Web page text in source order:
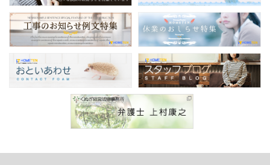
仕様変更のお知らせ 例文
仕様変更のお知らせ例文のご紹介です。 会社
やお店、ショップと業種は問わず商品、製品
商品表示変更のお知らせ ...
商品表示変更のお知らせ例文のご紹介です。
商品や製品のパッケージや商品の印刷物、各
...
口座振替のお知らせ 例文
に掲載する口座振替のお知らせ例文のご紹介